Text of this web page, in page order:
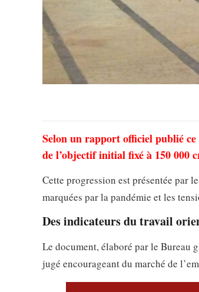
Selon un rapport officiel publié ce
de l’objectif initial fixé à 150 000
Cette progression est présentée par
marquées par la pandémie et les
Des indicateurs du travail
Le document, élaboré par le Bureau
jugé encourageant du marché de